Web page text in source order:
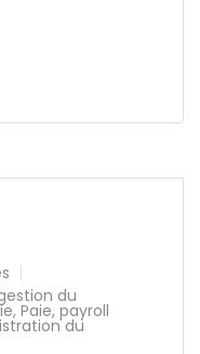
du
, Paie, payroll
du